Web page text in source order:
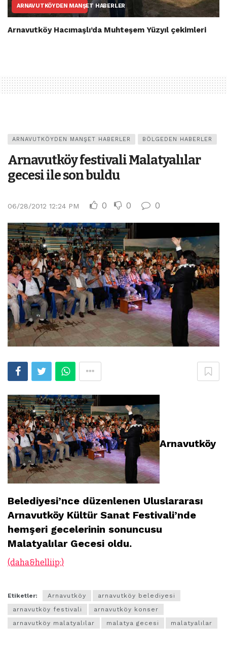
ARNAVUTKÖYDEN MANŞET HABERLER
Arnavutköy Hacımaşlı’da Muhteşem Yüzyıl çekimleri
ARNAVUTKÖYDEN MANŞET HABERLER BÖLGEDEN HABERLER
Arnavutköy festivali Malatyalılar
gecesi ile son buldu
06/28/2012 12:24 PM 0 0 0
Arnavutköy
Belediyesi’nce düzenlenen Uluslararası
Arnavutköy Kültür Sanat Festivali’nde
hemşeri gecelerinin sonuncusu
Malatyalılar Gecesi oldu.
(daha&helliip;)
Etiketler: Arnavutköy
arnavutköy belediyesi
arnavutköy festivali
arnavutköy konser
arnavutköy malatyalılar
malatya gecesi malatyalılar